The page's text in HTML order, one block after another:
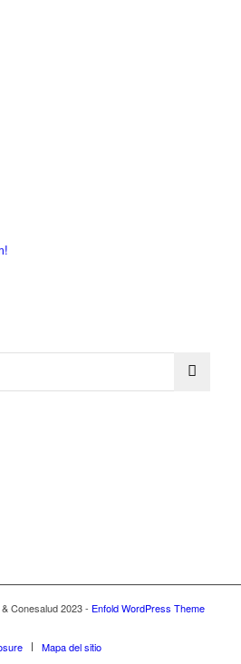
Conesalud 2023 - Enfold WordPress Theme
Mapa del sitio